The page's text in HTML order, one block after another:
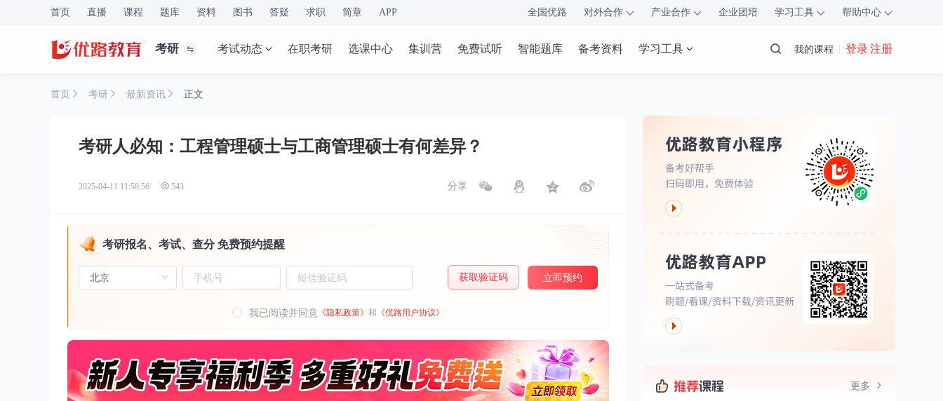
首页 直播 课程 题库 资料 图书 答疑 求职 简章 APP 全国优路 对外合作 产业合作 企业团培 学习工具 帮助中心
考研 考试动态 在职考研 选课中心 集训营 免费试听 智能题库 备考资料 学习工具 我的课程 登录 注册
首页 考研 最新资讯 正文
考研人必知：工程管理硕士与工商管理硕士有何差异？
2025-04-11 11:58:56 543 分享
考研报名、考试、查分 免费预约提醒
获取验证码 立即预约
我已阅读并同意 《隐私政策》 和 《优路用户协议》
更多